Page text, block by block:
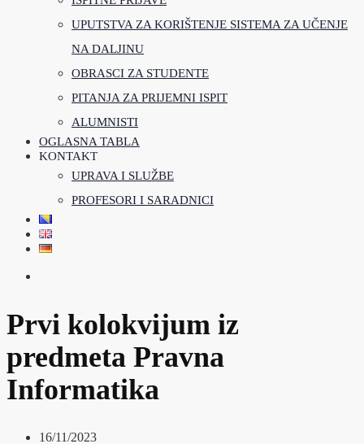
UPUTSTVA ZA KORIŠTENJE SISTEMA ZA UČENJE
NA DALJINU
OBRASCI ZA STUDENTE
PITANJA ZA PRIJEMNI ISPIT
ALUMNISTI
OGLASNA TABLA
KONTAKT
UPRAVA I SLUŽBE
PROFESORI I SARADNICI
Prvi kolokvijum iz
predmeta Pravna
Informatika
16/11/2023